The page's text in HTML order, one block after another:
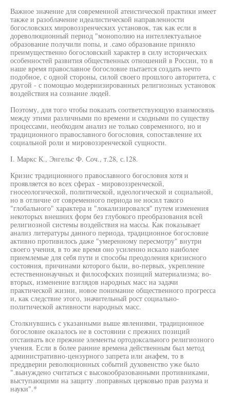
Важное значение для современной атеистической практики имеет
также и разоблачение идеалистической направленности
богословских мировоззренческих установок, так как если в
дореволюционный период "монополию на интеллектуальное
образование получили попы, и .само образование приняло
преимущественно богословский характер в силу исторических
особенностей развития общественных отношений в России, то в
наше время православное богословие пытается создать нечто
подобное, с одной стороны, силой своего прошлого авторитета, с
другой - с помощью модернизированных религиозных установок
воздействия на сознание людей.
Поэтому, для того чтобы показать соответствующую взаимосвязь
между этими различными по времени и сходными по существу
процессами, необходим анализ не только современного, но и
традиционного православного богословия, сопоставление их
социальной роли и мировоззренческой сущности.
I. Маркс К., Энгельс Ф. Соч., т.28, с.128.
Кризис традиционного православного богословия хотя и
проявляется во всех сферах - мировоззренческой,
гносеологической, политической, идеологической и социальной,
но в отличие от современного периода не носил такого
"глобального" характера и "локализировался" путем изменения
некоторых внешних форм без глубокого преобразования всей
религиозной системы воздействия на массы. Как показывает
анализ литературы данного периода, традиционное богословие
активно противилось даже "умеренному пересмотру" внутри
своего учения, в то же время оно усиленно искало наиболее
приемлемые для себя пути и способы преодоления кризисного
состояния, причинами которого были, во-первых, укрепление
естественнонаучных и философских позиций материализма; во-
вторых, изменение взглядов народных масс на задачи
практической жизни, новое понимание общественного прогресса
и, как следствие этого, значительный рост социально-
политической активности народных масс.
Столкнувшись с указанными выше явлениями, традиционное
богословие оказалось не в состоянии с прежних позиций
отстаивать все прежние элементы ортодоксального религиозного
учения. Если в более ранние времена действенным был метод
административно-цензурного запрета или анафем, то в
преддверии революционных событий духовенство уже было
".вынуждено считаться с высокообразованными противниками,
выступающими на защиту .поправных церковью прав разума и
науки".*